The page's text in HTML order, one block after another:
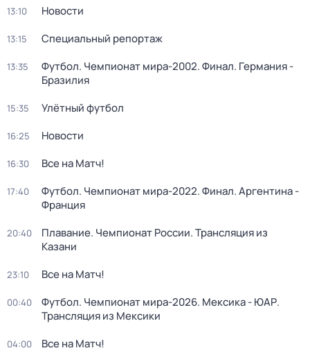
13:10 Новости
13:15 Специальный репортаж
13:35
Футбол. Чемпионат мира-2002. Финал. Германия -
Бразилия
15:35 Улётный футбол
16:25 Новости
16:30 Все на Матч!
17:40
Футбол. Чемпионат мира-2022. Финал. Аргентина -
Франция
20:40
Плавание. Чемпионат России. Трансляция из
Казани
23:10 Все на Матч!
00:40
Футбол. Чемпионат мира-2026. Мексика - ЮАР.
Трансляция из Мексики
04:00 Все на Матч!